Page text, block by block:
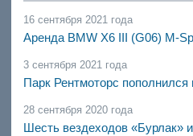
16 сентября 2021 года
Аренда BMW X6 III (G06) M-
3 сентября 2021 года
Парк Рентмоторс
28 сентября 2020 года
Шесть вездеходов «Бурлак»